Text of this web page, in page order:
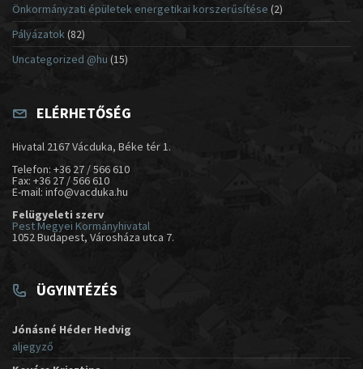
Önkormányzati épületek energetikai korszerűsítése (2)
Pályázatok (82)
Uncategorized @hu (15)
ELÉRHETŐSÉG
Hivatal 2167 Vácduka, Béke tér 1.
Telefon: +36 27 / 566 610
Fax: +36 27 / 566 610
E-mail: info@vacduka.hu
Felügyeleti szerv
Pest Megyei Kormányhivatal
1052 Budapest, Városháza utca 7.
ÜGYINTÉZÉS
Jónásné Héder Hedvig
aljegyző